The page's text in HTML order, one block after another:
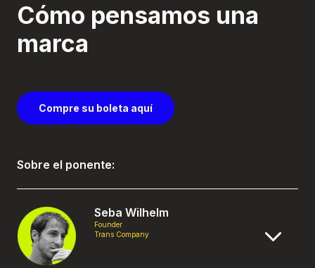
Cómo pensamos una
marca
Compre su boleta aquí
Sobre el ponente:
Seba Wilhelm
Founder
Trans Company